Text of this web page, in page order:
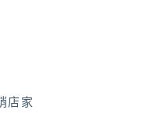
店家